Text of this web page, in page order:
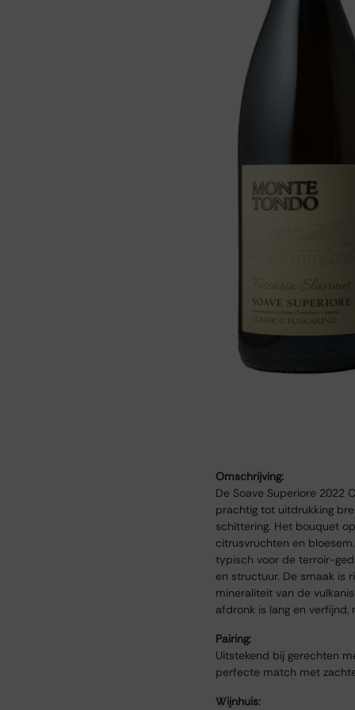
Omschrijving:
De Soave Superiore 2022
prachtig tot uitdrukking
schittering. Het bouquet
citrusvruchten en
typisch voor de terroir-
en structuur. De smaak is
mineraliteit van de
afdronk is lang en
Pairing:
Uitstekend bij gerechten
perfecte match met
Wijnhuis: